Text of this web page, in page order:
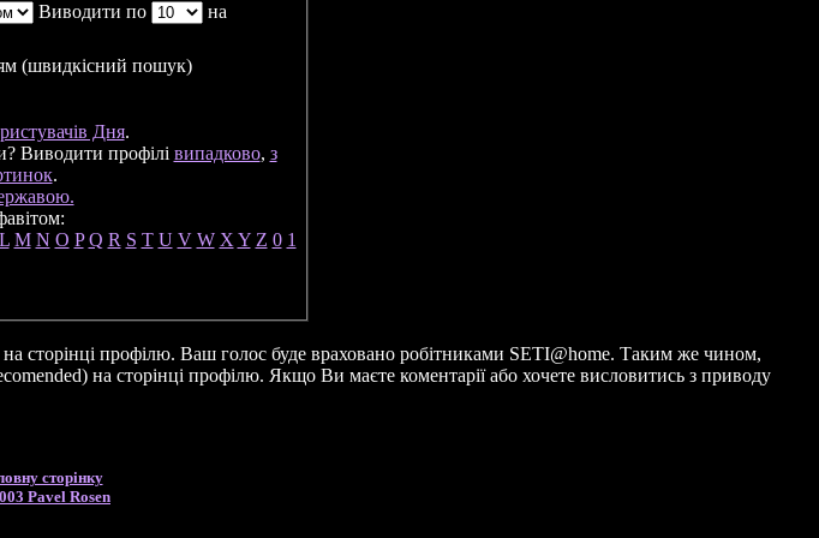
Виводити по
на
(швидкісний пошук)
Дня.
Виводити профілі випадково, з
.
L M N O P Q R S T U V W X Y Z 0 1
сторінці профілю. Ваш голос буде враховано робітниками SETI@home. Таким же чином,
на сторінці профілю. Якщо Ви маєте коментарії або хочете висловитись з приводу
сторінку
Pavel Rosen